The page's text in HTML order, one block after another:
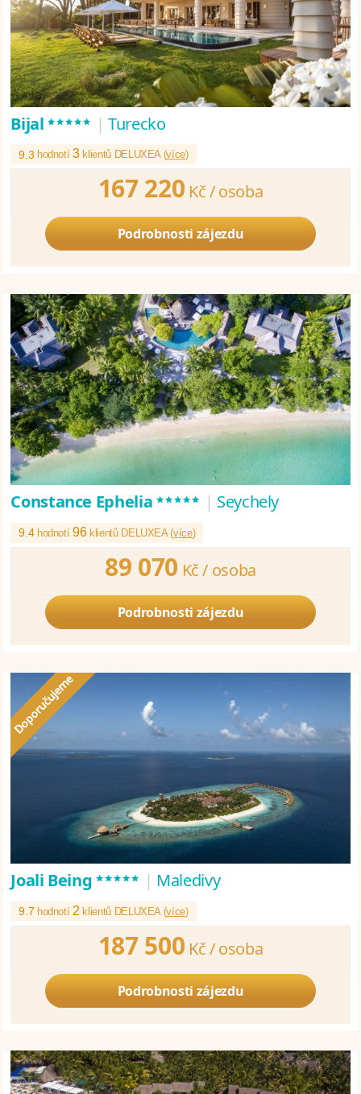
Bijal***** | Turecko
9.3 hodnotí3klientů DELUXEA (více)
167 220 Kč /osoba
Podrobnosti zájezdu
Constance Ephelia***** | Seychely
9.4 hodnotí96klientů DELUXEA (více)
89 070 Kč / osoba
Podrobnosti zájezdu
Joali Being***** | Maledivy
9.7 hodnotí 2 klientů DELUXEA (více)
187 500 Kč /osoba
Podrobnosti zájezdu